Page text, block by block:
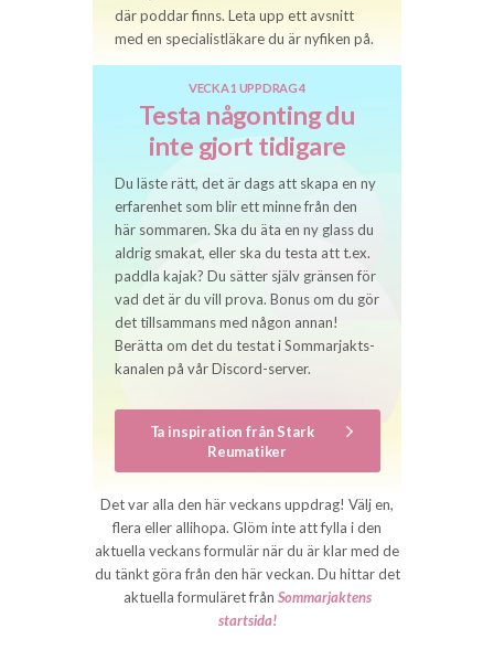
där poddar finns. Leta upp ett avsnitt
med en specialistläkare du är nyfiken på.
VECKA 1 UPPDRAG 4
Testa någonting du
inte gjort tidigare
Du läste rätt, det är dags att skapa en ny
erfarenhet som blir ett minne från den
här sommaren. Ska du äta en ny glass du
aldrig smakat, eller ska du testa att t.ex.
paddla kajak? Du sätter själv gränsen för
vad det är du vill prova. Bonus om du gör
det tillsammans med någon annan!
Berätta om det du testat i Sommarjakts-
kanalen på vår Discord-server.
Ta inspiration från Stark
Reumatiker
Det var alla den här veckans uppdrag! Välj en,
flera eller allihopa. Glöm inte att fylla i den
aktuella veckans formulär när du är klar med de
du tänkt göra från den här veckan. Du hittar det
aktuella formuläret från Sommarjaktens
startsida!